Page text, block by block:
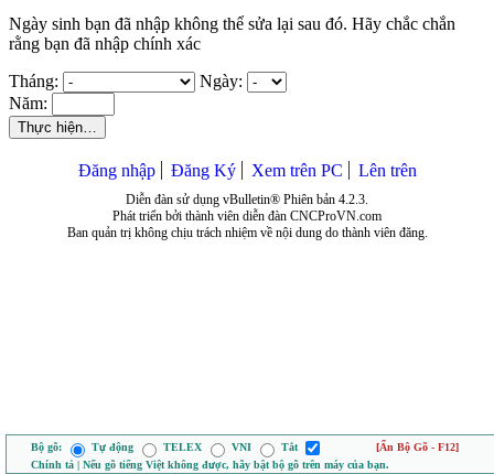
Ngày sinh bạn đã nhập không thể sửa lại sau đó. Hãy chắc chắn
rằng bạn đã nhập chính xác
Tháng:
Ngày:
Năm:
Thực hiện…
Đăng nhập Đăng Ký Xem trên PC Lên trên
Diễn đàn sử dụng vBulletin® Phiên bản 4.2.3.
Phát triển bởi thành viên diễn đàn CNCProVN.com
Ban quản trị không chịu trách nhiệm về nội dung do thành viên đăng.
Bộ gõ: Tự động TELEX VNI Tắt
[Ẩn Bộ Gõ - F12]
Chính tả | Nếu gõ tiếng Việt không được, hãy bật bộ gõ trên máy của bạn.